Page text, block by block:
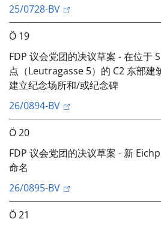
25/0728-BV
Ö 19
FDP 议会党团的决议草案 - 在位于
点（Leutragasse 5）的 C2 东部
建立纪念场所和/或纪念碑
26/0894-BV
Ö 20
FDP 议会党团的决议草案 - 新
命名
26/0895-BV
Ö 21